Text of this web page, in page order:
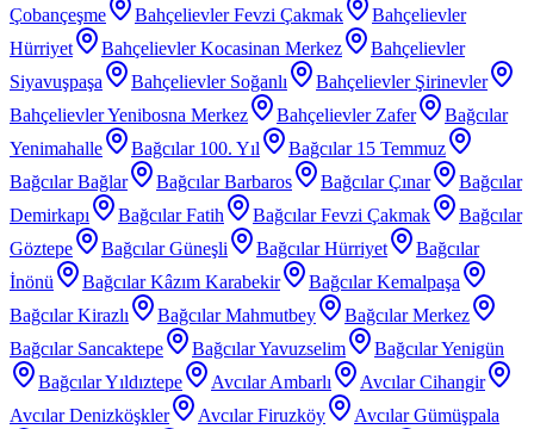
Çobançeşme
Bahçelievler Fevzi Çakmak
Bahçelievler
Hürriyet
Bahçelievler Kocasinan Merkez
Bahçelievler
Siyavuşpaşa
Bahçelievler Soğanlı
Bahçelievler Şirinevler
Bahçelievler Yenibosna Merkez
Bahçelievler Zafer
Bağcılar
Yenimahalle
Bağcılar 100. Yıl
Bağcılar 15 Temmuz
Bağcılar Bağlar
Bağcılar Barbaros Bağcılar Çınar
Bağcılar
Demirkapı
Bağcılar Fatih Bağcılar Fevzi Çakmak
Bağcılar
Göztepe
Bağcılar Güneşli Bağcılar Hürriyet
Bağcılar
İnönü
Bağcılar Kâzım Karabekir
Bağcılar Kemalpaşa
Bağcılar Kirazlı
Bağcılar Mahmutbey
Bağcılar Merkez
Bağcılar Sancaktepe
Bağcılar Yavuzselim
Bağcılar Yenigün
Bağcılar Yıldıztepe
Avcılar Ambarlı
Avcılar Cihangir
Avcılar Denizköşkler
Avcılar Firuzköy Avcılar Gümüşpala